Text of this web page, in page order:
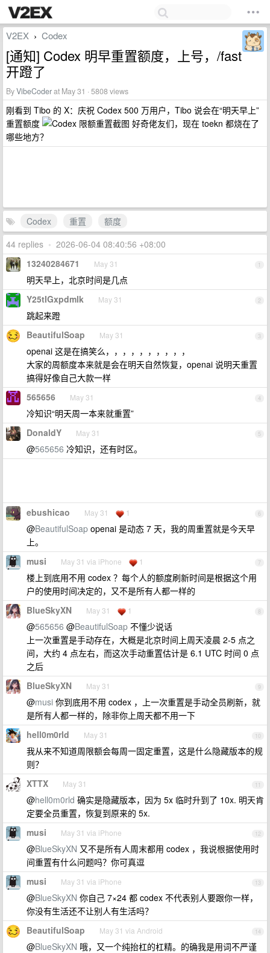
V2EX › Codex
[通知] Codex 明早重置额度，上号，/fast
开蹬了
ByVibeCoderat May 31 · 5808 views
刚看到 Tibo 的 X：庆祝 Codex 500 万用户，Tibo 说会在“明天早上”
重置额度
好奇佬友们，现在 toekn 都烧在了
哪些地方？
Codex 重置
额度
44 replies • 2026-06-04 08:40:56 +08:00
1
13240284671 May 31
明天早上，北京时间是几点
2
Y25tIGxpdmlk May 31
跳起来蹬
3
BeautifulSoap May 31
openai 这是在搞笑么，，，，，，，，，，
大家的周额度本来就是会在明天自然恢复，openai 说明天重置
搞得好像自己大款一样
4
565656 May 31
冷知识“明天周一本来就重置”
5
DonaldY May 31
@565656 冷知识，还有时区。
6
ebushicao May 31 1
@BeautifulSoap openai 是动态 7 天，我的周重置就是今天早
上。
7
musi May 31 via iPhone 1
楼上到底用不用 codex ？每个人的额度刷新时间是根据这个用
户的使用时间决定的，又不是所有人都一样的
8
BlueSkyXN May 31 1
@565656 @BeautifulSoap 不懂少说话
上一次重置是手动存在，大概是北京时间上周天凌晨 2-5 点之
间，大约 4 点左右，而这次手动重置估计是 6.1 UTC 时间 0 点
之后
9
BlueSkyXN May 31
@musi 你到底用不用 codex ，上一次重置是手动全员刷新，就
是所有人都一样的，除非你上周天都不用一下
10
hell0m0rld May 31
我从来不知道周限额会每周一固定重置，这是什么隐藏版本的规
则？
11
XTTX May 31
@hell0m0rld 确实是隐藏版本，因为 5x 临时升到了 10x. 明天肯
定要全员重置，恢复到原来的 5x.
12
musi May 31 via iPhone
@BlueSkyXN 又不是所有人周末都用 codex ，我说根据使用时
间重置有什么问题吗？你可真逗
13
musi May 31 via iPhone
@BlueSkyXN 你自己 7×24 都 codex 不代表别人要跟你一样，
你没有生活还不让别人有生活吗？
14
BeautifulSoap May 31 via Android
@BlueSkyXN 哦，又一个纯抬杠的杠精。的确我是用词不严谨